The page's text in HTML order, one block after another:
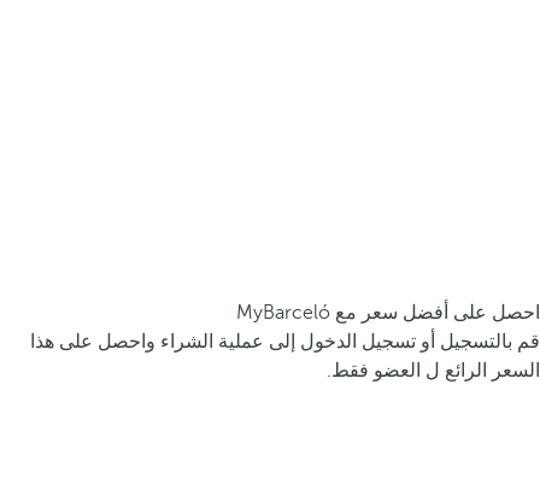
احصل على أفضل سعر مع MyBarceló
قم بالتسجيل أو تسجيل الدخول إلى عملية الشراء واحصل على هذا
السعر الرائع ل العضو فقط.